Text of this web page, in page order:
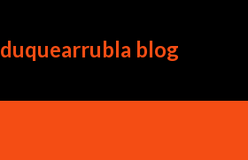
duquearrubla blog